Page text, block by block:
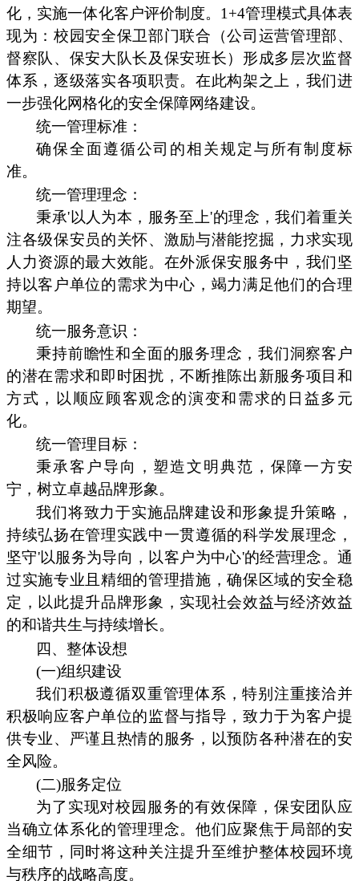
化，实施一体化客户评价制度。1+4管理模式具体表
现为：校园安全保卫部门联合（公司运营管理部、
督察队、保安大队长及保安班长）形成多层次监督
体系，逐级落实各项职责。在此构架之上，我们进
一步强化网格化的安全保障网络建设。
统一管理标准：
确保全面遵循公司的相关规定与所有制度标
准。
统一管理理念：
秉承'以人为本，服务至上'的理念，我们着重关
注各级保安员的关怀、激励与潜能挖掘，力求实现
人力资源的最大效能。在外派保安服务中，我们坚
持以客户单位的需求为中心，竭力满足他们的合理
期望。
统一服务意识：
秉持前瞻性和全面的服务理念，我们洞察客户
的潜在需求和即时困扰，不断推陈出新服务项目和
方式，以顺应顾客观念的演变和需求的日益多元
化。
统一管理目标：
秉承客户导向，塑造文明典范，保障一方安
宁，树立卓越品牌形象。
我们将致力于实施品牌建设和形象提升策略，
持续弘扬在管理实践中一贯遵循的科学发展理念，
坚守'以服务为导向，以客户为中心'的经营理念。通
过实施专业且精细的管理措施，确保区域的安全稳
定，以此提升品牌形象，实现社会效益与经济效益
的和谐共生与持续增长。
四、整体设想
(一)组织建设
我们积极遵循双重管理体系，特别注重接洽并
积极响应客户单位的监督与指导，致力于为客户提
供专业、严谨且热情的服务，以预防各种潜在的安
全风险。
(二)服务定位
为了实现对校园服务的有效保障，保安团队应
当确立体系化的管理理念。他们应聚焦于局部的安
全细节，同时将这种关注提升至维护整体校园环境
与秩序的战略高度。